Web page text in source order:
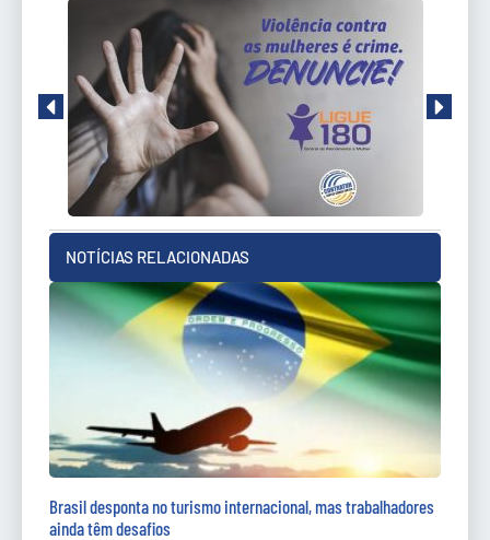
NOTÍCIAS RELACIONADAS
Brasil desponta no turismo internacional, mas trabalhadores
ainda têm desafios